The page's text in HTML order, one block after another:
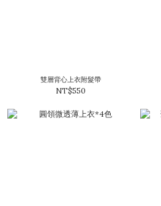
雙層背心上衣附髮帶
NT$550